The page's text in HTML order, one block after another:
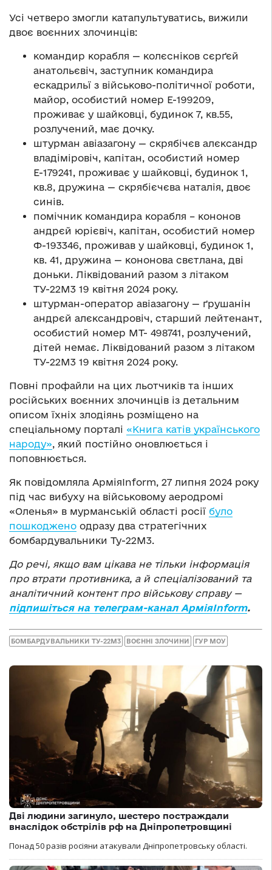
Усі четверо змогли катапультуватись, вижили
двоє воєнних злочинців:
командир корабля — колєсніков сєрґєй
анатольєвіч, заступник командира
ескадрильї з військово-політичної роботи,
майор, особистий номер Е-199209,
проживає у шайковці, будинок 7, кв.55,
розлучений, має дочку.
штурман авіазагону — скрябічєв алєксандр
владіміровіч, капітан, особистий номер
Е-179241, проживає у шайковці, будинок 1,
кв.8, дружина — скрябієчєва наталія, двоє
синів.
помічник командира корабля – кононов
андрєй юрієвіч, капітан, особистий номер
Ф-193346, проживав у шайковці, будинок 1,
кв. 41, дружина — кононова свєтлана, дві
доньки. Ліквідований разом з літаком
ТУ-22М3 19 квітня 2024 року.
штурман-оператор авіазагону — ґрушанін
андрєй алєксандровіч, старший лейтенант,
особистий номер МТ- 498741, розлучений,
дітей немає. Ліквідований разом з літаком
ТУ-22М3 19 квітня 2024 року.
Повні профайли на цих льотчиків та інших
російських воєнних злочинців із детальним
описом їхніх злодіянь розміщено на
спеціальному порталі «Книга катів українського
народу», який постійно оновлюється і
поповнюється.
Як повідомляла АрміяInform, 27 липня 2024 року
під час вибуху на військовому аеродромі
«Оленья» в мурманській області росії було
пошкоджено одразу два стратегічних
бомбардувальники Ту-22М3.
До речі, якщо вам цікава не тільки інформація
про втрати противника, а й спеціалізований та
аналітичний контент про військову справу —
підпишіться на телеграм-канал АрміяInform.
БОМБАРДУВАЛЬНИКИ ТУ-22М3 ВОЄННІ ЗЛОЧИНИ ГУР МОУ
Дві людини загинуло, шестеро постраждали
внаслідок обстрілів рф на Дніпропетровщині
Понад 50 разів росіяни атакували Дніпропетровську області.